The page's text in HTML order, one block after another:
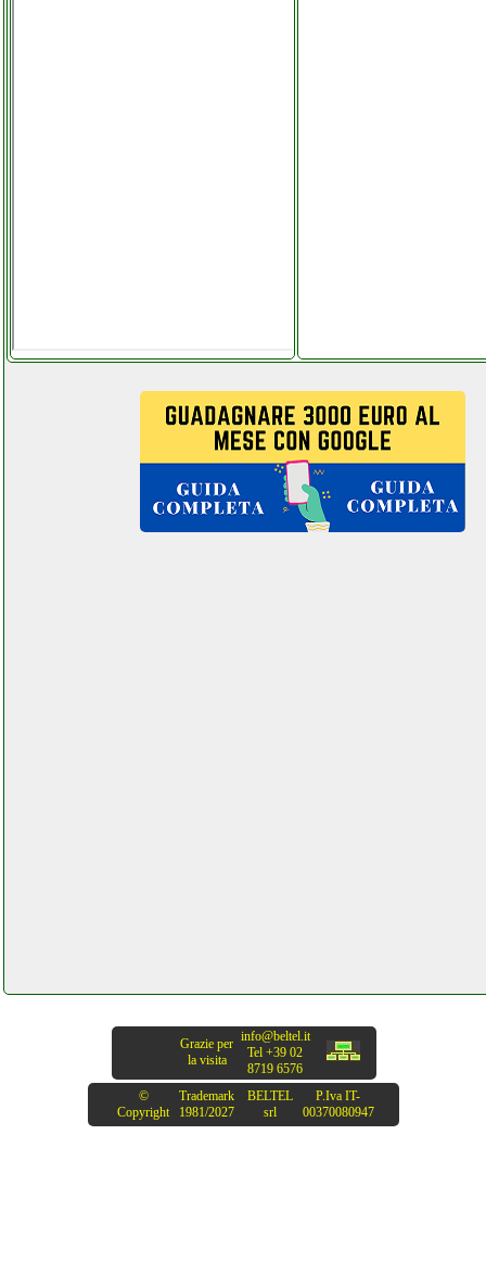
Grazie per
la visita
info@beltel.it
Tel +39 02
8719 6576
©
Copyright
Trademark
1981/2027
BELTEL
srl
P.Iva IT-
00370080947